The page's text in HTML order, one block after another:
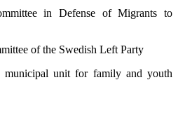
in Defense of Migrants to
of the Swedish Left Party
municipal unit for family and youth